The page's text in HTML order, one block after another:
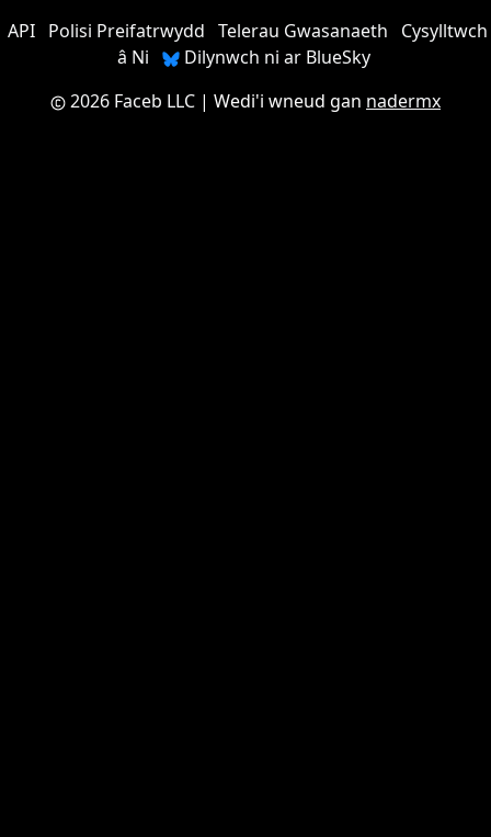
API Polisi Preifatrwydd Telerau Gwasanaeth
Cysylltwch
â Ni
Dilynwch ni ar BlueSky
2026 Faceb LLC | Wedi'i wneud gan nadermx